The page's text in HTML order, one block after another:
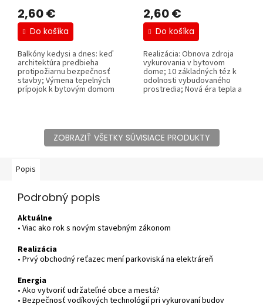
2,60 €
Do košíka
Balkóny kedysi a dnes: keď
architektúra predbieha
protipožiarnu bezpečnosť
stavby; Výmena tepelných
prípojok k bytovým domom
2,60 €
Do košíka
Realizácia: Obnova zdroja
vykurovania v bytovom
dome; 10 základných téz k
odolnosti vybudovaného
prostredia; Nová éra tepla a
ZOBRAZIŤ VŠETKY SÚVISIACE PRODUKTY
Popis
Podrobný popis
Aktuálne
• Viac ako rok s novým stavebným zákonom
Realizácia
• Prvý obchodný reťazec mení parkoviská na elektráreň
Energia
• Ako vytvoriť udržateľné obce a mestá?
• Bezpečnosť vodíkových technológií pri vykurovaní budov